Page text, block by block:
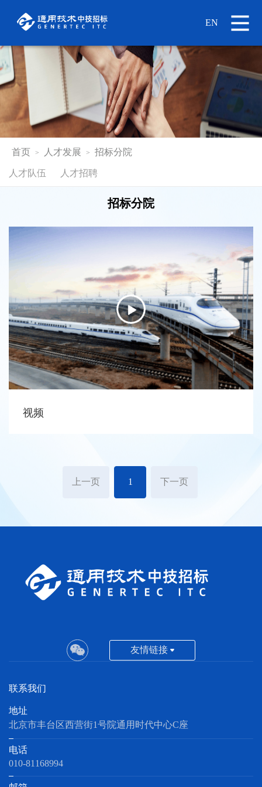
EN
首页 > 人才发展 > 招标分院
人才队伍 人才招聘
招标分院
视频
上一页 1 下一页
友情链接
联系我们
地址
北京市丰台区西营街1号院通用时代中心C座
电话
010-81168994